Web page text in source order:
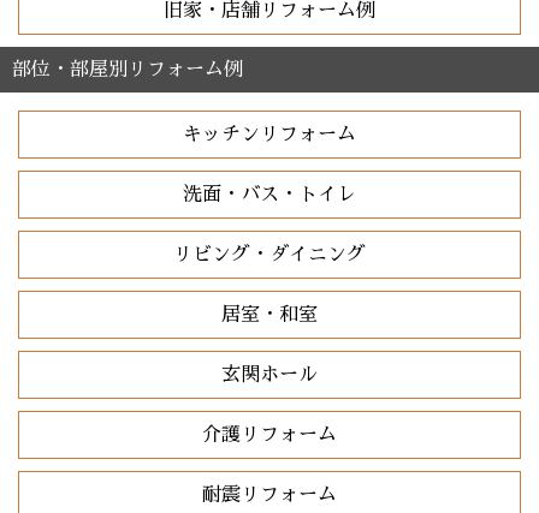
旧家・店舗リフォーム例
部位・部屋別リフォーム例
キッチンリフォーム
洗面・バス・トイレ
リビング・ダイニング
居室・和室
玄関ホール
介護リフォーム
耐震リフォーム